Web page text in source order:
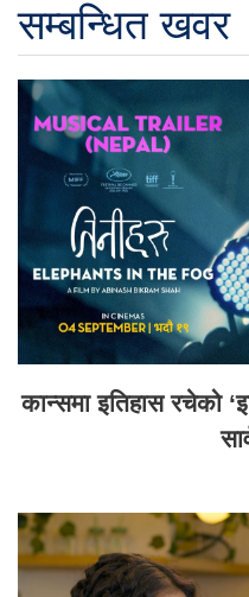
सम्बन्धित खवर
कान्समा इतिहास रचेको